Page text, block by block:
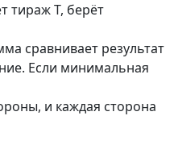
тираж Т, берёт
сравнивает результат
Если минимальная
и каждая сторона